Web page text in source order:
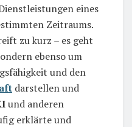
eines
Zeitraums.
zu kurz – es geht
ebenso um
und den
darstellen und
und anderen
erklärte und